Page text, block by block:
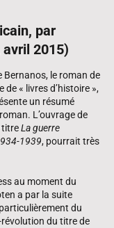
par
2015)
Bernanos, le roman de
« livres d’histoire »,
un résumé
L’ouvrage de
titreLa guerre
1939, pourrait très
au moment du
a par la suite
du
du titre de